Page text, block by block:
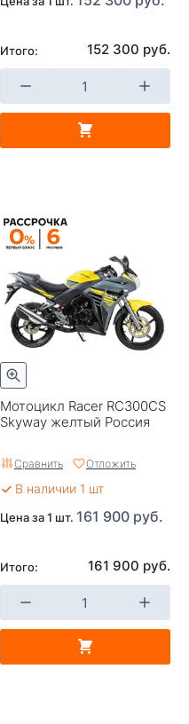
Итого: 152 300 руб.
Мотоцикл Racer RC300CS
Skyway желтый Россия
Сравнить Отложить
В наличии 1 шт
Цена за 1 шт. 161 900 руб.
Итого: 161 900 руб.